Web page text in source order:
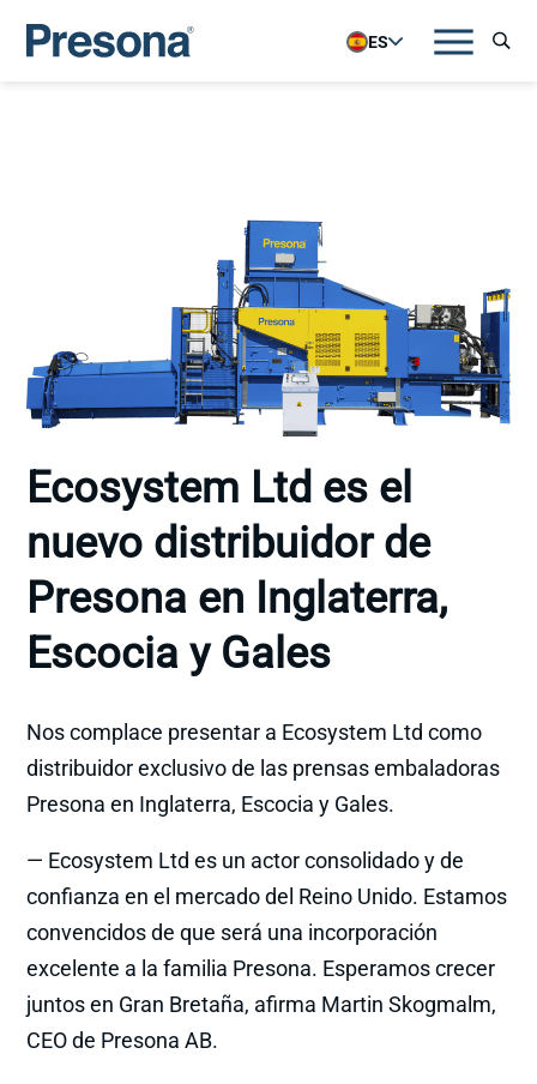
ES
Ecosystem Ltd es el
nuevo distribuidor de
Presona en Inglaterra,
Escocia y Gales
Nos complace presentar a Ecosystem Ltd como
distribuidor exclusivo de las prensas embaladoras
Presona en Inglaterra, Escocia y Gales.
— Ecosystem Ltd es un actor consolidado y de
confianza en el mercado del Reino Unido. Estamos
convencidos de que será una incorporación
excelente a la familia Presona. Esperamos crecer
juntos en Gran Bretaña, afirma Martin Skogmalm,
CEO de Presona AB.